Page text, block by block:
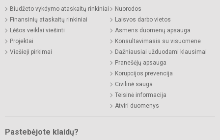
Biudžeto vykdymo ataskaitų rinkiniai
Finansinių ataskaitų rinkiniai
Lėšos veiklai viešinti
Projektai
Viešieji pirkimai
Nuorodos
Laisvos darbo vietos
Asmens duomenų apsauga
Konsultavimasis su visuomene
Dažniausiai užduodami klausimai
Pranešėjų apsauga
Korupcijos prevencija
Civilinė sauga
Teisinė informacija
Atviri duomenys
Pastebėjote klaidų?